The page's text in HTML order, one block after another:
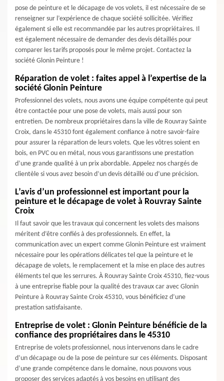
pose de peinture et le décapage de vos volets, il est nécessaire de se
renseigner sur l’expérience de chaque société sollicitée. Vérifiez
également si elle est recommandée par les autres propriétaires. Il
est également nécessaire de demander des devis détaillés pour
comparer les tarifs proposés pour le même projet. Contactez la
société Glonin Peinture !
Réparation de volet : faites appel à l’expertise de la
société Glonin Peinture
Professionnel des volets, nous avons une équipe compétente qui peut
être contactée pour une pose de volets, mais aussi pour son
entretien. De nombreux propriétaires dans la ville de Rouvray Sainte
Croix, dans le 45310 font également confiance à notre savoir-faire
pour assurer la réparation de leurs volets. Que les vôtres soient en
bois, en PVC ou en métal, nous vous garantissons une prestation
d’une grande qualité à un prix abordable. Appelez nos chargés de
clientèle si vous avez besoin d’un devis détaillé ou d’une précision.
L’avis d’un professionnel est important pour la
peinture et le décapage de volet à Rouvray Sainte
Croix
Il faut savoir que les travaux qui concernent les volets des maisons
méritent d’être confiés à des professionnels. En effet, la
communication avec un expert comme Glonin Peinture est vraiment
nécessaire pour les opérations délicates tel que la peinture et le
décapage de volets, le remplacement et la mise en place des autres
éléments tel que les serrures. À Rouvray Sainte Croix 45310, fiez-vous
à une entreprise fiable pour la qualité des travaux car avec Glonin
Peinture à Rouvray Sainte Croix 45310, vous bénéficiez d’une
prestation satisfaisante.
Entreprise de volet : Glonin Peinture bénéficie de la
confiance des propriétaires dans le 45310
Entreprise de volets professionnel, nous intervenons dans le cadre
d’un décapage ou de la pose de peinture sur ces éléments. Disposant
d’une grande compétence dans le domaine, nous pouvons vous
proposer des services adaptés à vos besoins en utilisant des